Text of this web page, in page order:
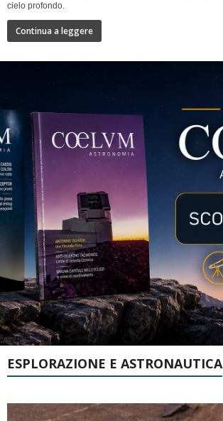
cielo profondo.
Continua a leggere
ESPLORAZIONE E ASTRONAUTICA